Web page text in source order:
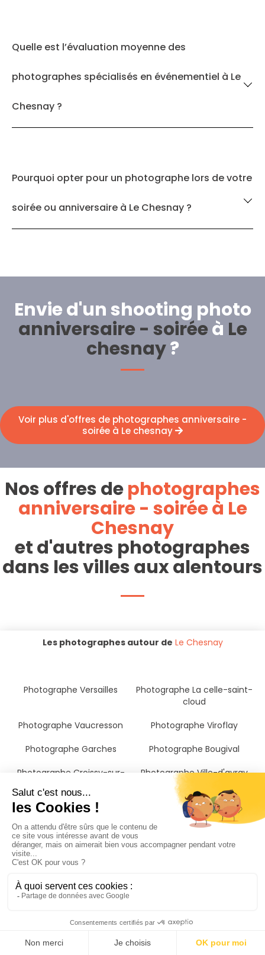
Quelle est l’évaluation moyenne des
photographes spécialisés en événementiel à Le
Chesnay ?
Pourquoi opter pour un photographe lors de votre
soirée ou anniversaire à Le Chesnay ?
Envie d'un shooting photo
anniversaire - soiréeà Le
chesnay?
Voir plus d'offres de photographes anniversaire -
soirée à Le chesnay
Nos offres dephotographes
anniversaire - soirée à Le
Chesnay
et d'autres photographes
dans les villes aux alentours
Les photographes autour de Le Chesnay
Photographe Versailles
Photographe La celle-saint-
cloud
Photographe Vaucresson
Photographe Viroflay
Photographe Garches
Photographe Bougival
Photographe Croissy-sur-
Photographe Ville-d'avray
Photographe Saint-cyr-
l'ecole
Photographe Vélizy-
villacoublay
Photographe Marly-le-roi
Photographe Sèvres
Photographe Jouy-en-josas
Photographe Guyancourt